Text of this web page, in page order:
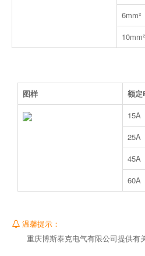
6mm²
10mm²
图样
额定
15A
25A
45A
60A
温馨提示：
重庆博斯泰克电气有限公司提供有